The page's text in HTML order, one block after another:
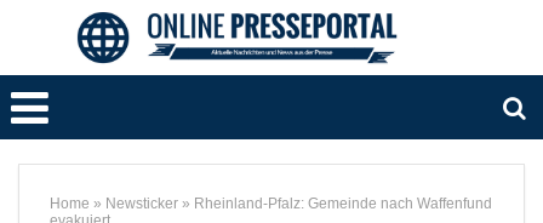
Home » Newsticker » Rheinland-Pfalz: Gemeinde nach Waffenfund